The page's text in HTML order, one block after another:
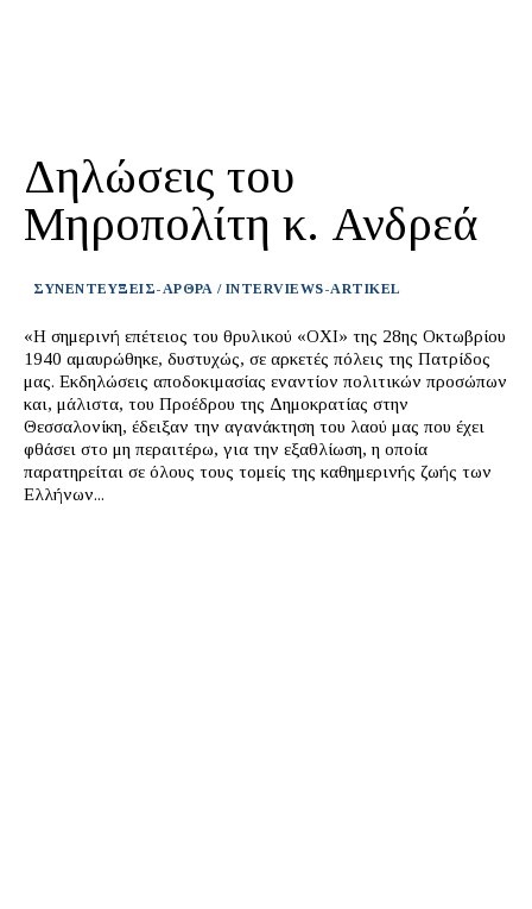
Δηλώσεις του
Μηροπολίτη κ. Ανδρεά
ΣΥΝΕΝΤΕΥΞΕΙΣ-ΑΡΘΡΑ / INTERVIEWS-ARTIKEL
«Η σημερινή επέτειος του θρυλικού «ΟΧΙ» της 28ης Οκτωβρίου
1940 αμαυρώθηκε, δυστυχώς, σε αρκετές πόλεις της Πατρίδος
μας. Εκδηλώσεις αποδοκιμασίας εναντίον πολιτικών προσώπων
και, μάλιστα, του Προέδρου της Δημοκρατίας στην
Θεσσαλονίκη, έδειξαν την αγανάκτηση του λαού μας που έχει
φθάσει στο μη περαιτέρω, για την εξαθλίωση, η οποία
παρατηρείται σε όλους τους τομείς της καθημερινής ζωής των
Ελλήνων...